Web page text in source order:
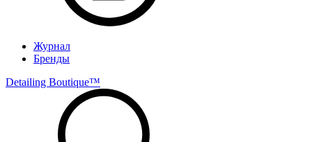
Журнал
Бренды
Detailing Boutique™️